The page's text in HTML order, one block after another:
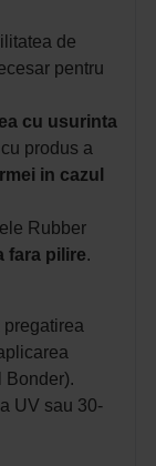
de
pentru
cu usurinta
produs a
in cazul
Rubber
fara pilire.
Bonder).
UV sau 30-